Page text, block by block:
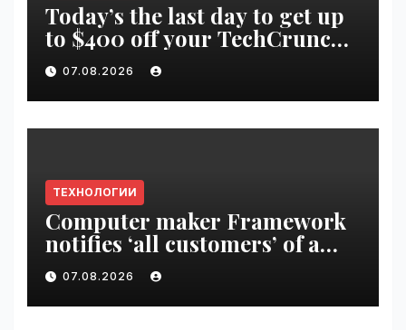
Today’s the last day to get up
to $400 off your TechCrunch
Disrupt 2026 ticket |
VseTime.ru
07.08.2026
ТЕХНОЛОГИИ
Computer maker Framework
notifies ‘all customers’ of a
data breach | VseTime.ru
07.08.2026